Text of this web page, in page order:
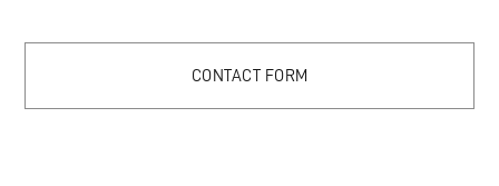
CONTACT FORM